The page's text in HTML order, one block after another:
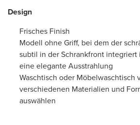
Design
Frisches Finish
Modell ohne Griff, bei dem der
subtil in der Schrankfront integriert
eine elegante Ausstrahlung
Waschtisch oder Möbelwaschtisch
verschiedenen Materialien und
auswählen